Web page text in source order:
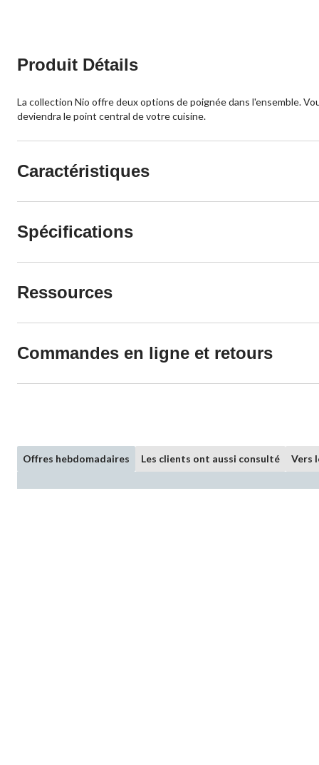
Produit Détails
La collection Nio offre deux options de poignée dans l'ensemble.
deviendra le point central de votre cuisine.
Caractéristiques
Spécifications
Ressources
Commandes en ligne et retours
Offres hebdomadaires Les clients ont aussi consulté Vers